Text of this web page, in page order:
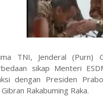
TNI, Jenderal (Purn)
sikap Menteri
dengan Presiden
Rakabuming Raka.